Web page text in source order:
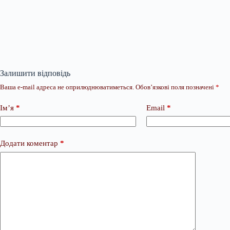
Залишити відповідь
Ваша e-mail адреса не оприлюднюватиметься. Обов’язкові поля позначені *
Ім’я * Email *
Додати коментар *